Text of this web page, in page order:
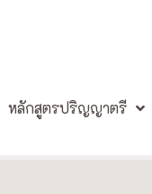
หลักสูตรปริญญาตรี